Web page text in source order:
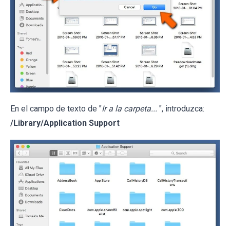
En el campo de texto de "Ir a la carpeta... ", introduzca:
/Library/Application Support